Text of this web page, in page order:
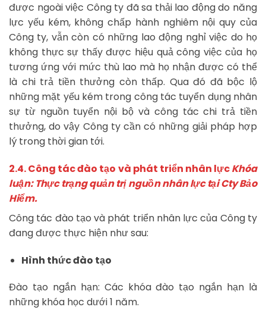
được ngoài việc Công ty đã sa thải lao động do năng
lực yếu kém, không chấp hành nghiêm nội quy của
Công ty, vẫn còn có những lao động nghỉ việc do họ
không thực sự thấy được hiệu quả công việc của họ
tương ứng với mức thù lao mà họ nhận được có thể
là chi trả tiền thưởng còn thấp. Qua đó đã bộc lộ
những mặt yếu kém trong công tác tuyển dụng nhân
sự từ nguồn tuyển nội bộ và công tác chi trả tiền
thưởng, do vậy Công ty cần có những giải pháp hợp
lý trong thời gian tới.
2.4. Công tác đào tạo và phát triển nhân lựcKhóa
luận: Thực trạng quản trị nguồn nhân lực tại Cty Bảo
Hiểm.
Công tác đào tạo và phát triển nhân lực của Công ty
đang được thực hiện như sau:
Hình thức đào tạo
Đào tạo ngắn hạn: Các khóa đào tạo ngắn hạn là
những khóa học dưới 1 năm.